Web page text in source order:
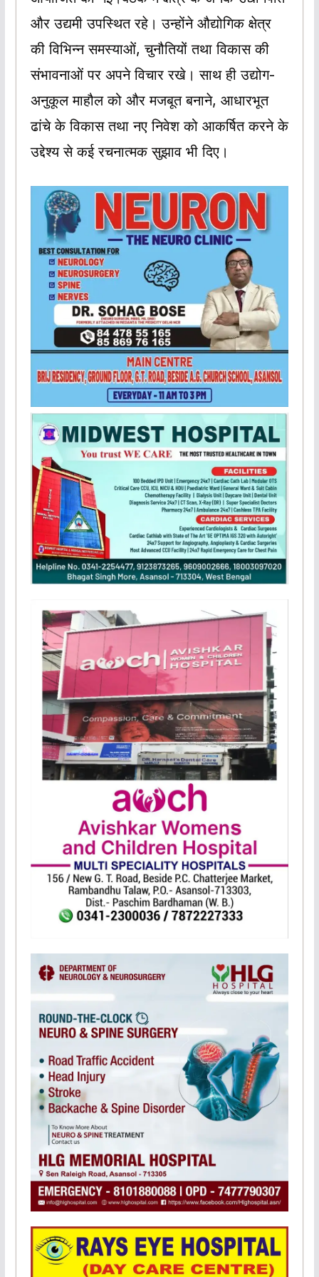
और उद्यमी उपस्थित रहे। उन्होंने औद्योगिक क्षेत्र
की विभिन्न समस्याओं, चुनौतियों तथा विकास की
संभावनाओं पर अपने विचार रखे। साथ ही उद्योग-
अनुकूल माहौल को और मजबूत बनाने, आधारभूत
ढांचे के विकास तथा नए निवेश को आकर्षित करने के
उद्देश्य से कई रचनात्मक सुझाव भी दिए।